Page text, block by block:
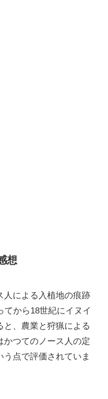
想
人による入植地の痕跡
てから18世紀にイヌイ
と、農業と狩猟による
かつてのノース人の定
点で評価されていま